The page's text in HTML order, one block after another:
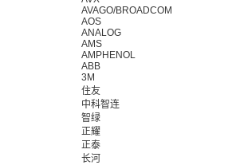
AVAGO/BROADCOM
AOS
ANALOG
AMS
AMPHENOL
ABB
3M
住友
中科智连
智绿
正耀
正泰
长河